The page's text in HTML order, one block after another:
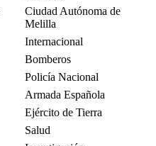
Ciudad Autónoma de
Melilla
Internacional
Bomberos
Policía Nacional
Armada Española
Ejército de Tierra
Salud